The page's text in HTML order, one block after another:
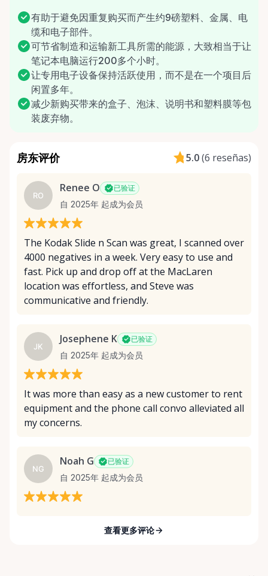
有助于避免因重复购买而产生约9磅塑料、金属、电
缆和电子部件。
可节省制造和运输新工具所需的能源，大致相当于让
笔记本电脑运行200多个小时。
让专用电子设备保持活跃使用，而不是在一个项目后
闲置多年。
减少新购买带来的盒子、泡沫、说明书和塑料膜等包
装废弃物。
房东评价 5.0(6 reseñas)
RO
Renee O 已验证
自 2025年 起成为会员
The Kodak Slide n Scan was great, I scanned over
4000 negatives in a week. Very easy to use and
fast. Pick up and drop off at the MacLaren
location was effortless, and Steve was
communicative and friendly.
JK
Josephene K 已验证
自 2025年 起成为会员
It was more than easy as a new customer to rent
equipment and the phone call convo alleviated all
my concerns.
NG
Noah G 已验证
自 2025年 起成为会员
查看更多评论